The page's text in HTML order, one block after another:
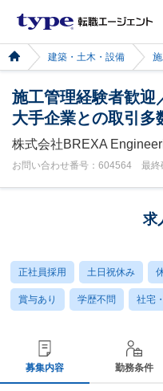
建築・土木・設備
施工管理経験者歓迎
大手企業との取引多
株式会社BREXA
お問い合わせ番号：604564 最終
求
正社員採用 土日祝休み
賞与あり 学歴不問 社宅
募集内容 勤務条件